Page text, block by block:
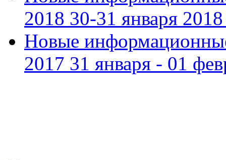
2018 30-31 января 2018
Новые
2017 31 января - 01